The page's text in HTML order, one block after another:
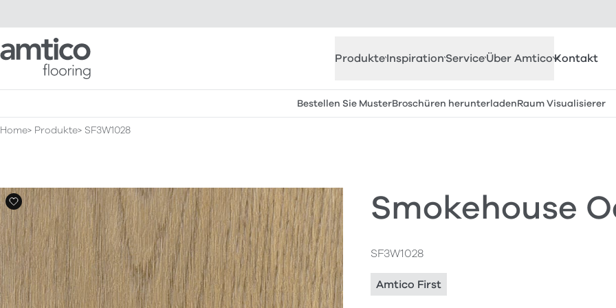
Amtico Flooring
ProdukteInspirationServiceÜber AmticoKontakt
Bestellen Sie MusterBroschüren herunterladenRaum Visualisierer
Home Produkte SF3W1028
Smokehouse
SF3W1028
Amtico First